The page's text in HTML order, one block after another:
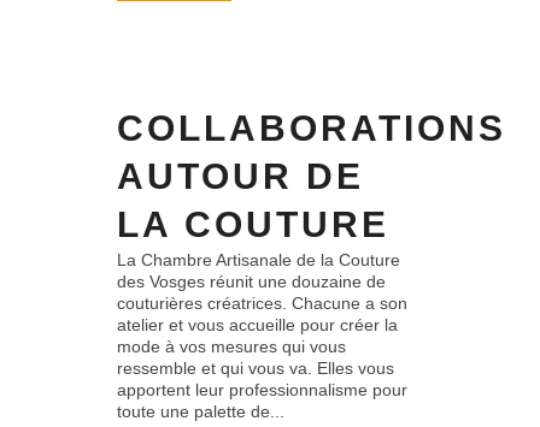
COLLABORATIONS
AUTOUR DE
LA COUTURE
La Chambre Artisanale de la Couture
des Vosges réunit une douzaine de
couturières créatrices. Chacune a son
atelier et vous accueille pour créer la
mode à vos mesures qui vous
ressemble et qui vous va. Elles vous
apportent leur professionnalisme pour
toute une palette de...